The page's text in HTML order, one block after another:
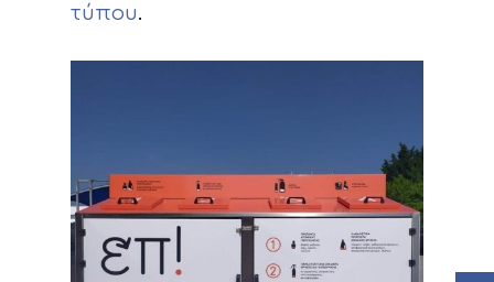
τύπου.
Εταίροι
Ομάδα έργου
Αναμενόμενα
αποτελέσματα
Δράσεις
C. Δράσεις
D. Δράσεις
Νέα
Ανακοινώσεις/Νέα
Δελτία Τύπου
Εκδηλώσεις
Ημερολόγιο
Βιβλιοθήκη